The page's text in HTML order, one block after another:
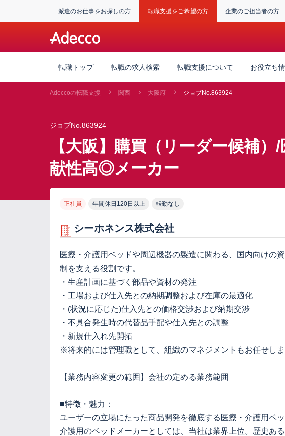
派遣のお仕事をお探しの方 転職支援をご希望の方 企業のご担当者の方
転職トップ 転職の求人検索 転職支援について お役立ち
Adeccoの転職支援 関西 大阪府 ジョブNo.863924
ジョブNo.863924
【大阪】購買（リーダー候補
献性高◎メーカー
正社員 年間休日120日以上 転勤なし
シーホネンス株式会社
医療・介護用ベッドや周辺機器の製造に関わる、国内向けの
制を支える役割です。
・生産計画に基づく部品や資材の発注
・工場および仕入先との納期調整および在庫の最適化
・(状況に応じた)仕入先との価格交渉および納期交渉
・不具合発生時の代替品手配や仕入先との調整
・新規仕入れ先開拓
※将来的には管理職として、組織のマネジメントもお任せしま
【業務内容変更の範囲】会社の定める業務範囲
■特徴・魅力：
ユーザーの立場にたった商品開発を徹底する医療・介護用ベ
介護用のベッドメーカーとしては、当社は業界上位。歴史あ